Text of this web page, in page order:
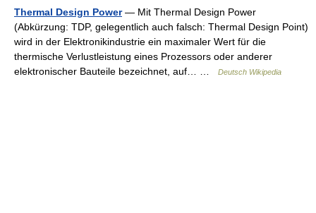
Thermal Design Power— Mit Thermal Design Power
(Abkürzung: TDP, gelegentlich auch falsch: Thermal Design Point)
wird in der Elektronikindustrie ein maximaler Wert für die
thermische Verlustleistung eines Prozessors oder anderer
elektronischer Bauteile bezeichnet, auf… …
Deutsch Wikipedia